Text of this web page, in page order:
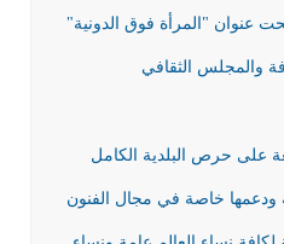
عنوان "المرأة فوق الدونية"
والمجلس الثقافي
على حرص البلدية الكامل
ودعمها خاصة في مجال الفنون